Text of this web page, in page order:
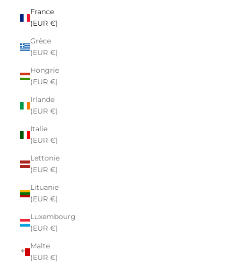
France
(EUR €)
Grèce
(EUR €)
Hongrie
(EUR €)
Irlande
(EUR €)
Italie
(EUR €)
Lettonie
(EUR €)
Lituanie
(EUR €)
Luxembourg
(EUR €)
Malte
(EUR €)